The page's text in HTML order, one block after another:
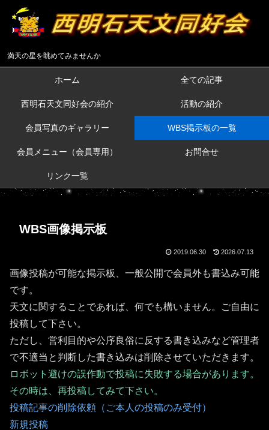
満天の星を眺めてみませんか
ホーム 全ての記事
西明石天文同好会の紹介 活動の紹介
会員写真のギャラリー WBS掲示板の一覧
会員メニュー（会員専用） お問合せ
リンク一覧
WBS画像掲示板
2019.06.30 2026.07.13
画像投稿が可能な掲示板、一般公開で会員外も書込み可能
です。
天文に関することであれば、何でも構いません。ご自由に
投稿して下さい。
ただし、営利目的や公序良俗に反する書き込みなど管理者
で不適当と判断した書き込みは削除させていただきます。
ロボット避けの誤作動で投稿に失敗する場合があります。
その時は、再投稿してみて下さい。
投稿記事の削除依頼（ご本人の投稿のみ受付）
新規投稿